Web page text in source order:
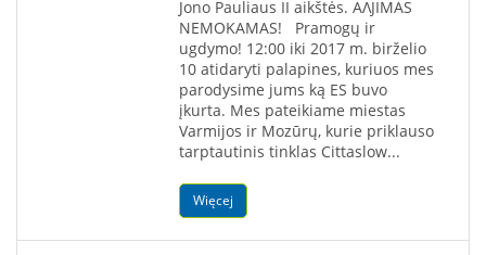
Jono Pauliaus II aikštės. ΑΛJIMAS
NEMOKAMAS! Pramogų ir
ugdymo! 12:00 iki 2017 m. birželio
10 atidaryti palapines, kuriuos mes
parodysime jums ką ES buvo
įkurta. Mes pateikiame miestas
Varmijos ir Mozūrų, kurie priklauso
tarptautinis tinklas Cittaslow...
Więcej